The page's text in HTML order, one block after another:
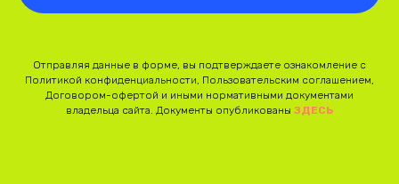
Отправляя данные в форме, вы подтверждаете ознакомление с
Политикой конфиденциальности, Пользовательским соглашением,
Договором-офертой и иными нормативными документами
владельца сайта. Документы опубликованы ЗДЕСЬ